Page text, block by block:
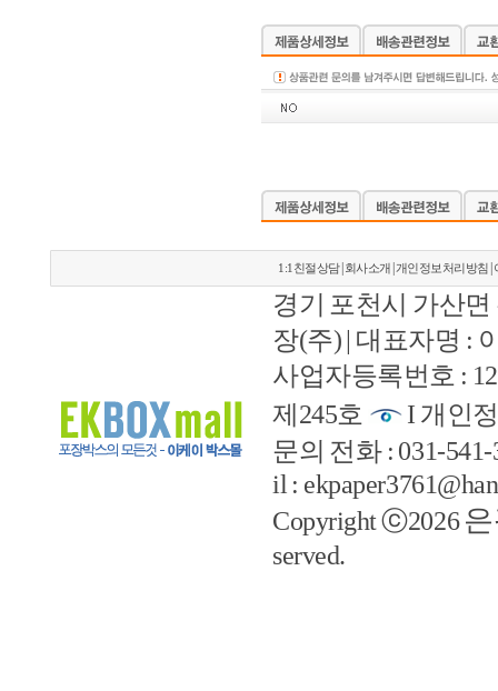
1:1친절상담| 회사소개 개인정보처리방침
경기 포천시 가산
장(주) | 대표자명 :
사업자등록번호 :
제245호
I 개인
문의 전화 : 031-541-
il :
Copyright ⓒ2026
served.